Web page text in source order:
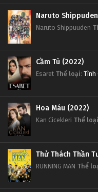
Naruto
Naruto Shippuuden
Cầm Tù (2022)
Esaret Thể loại: Tình
Hoa Máu (2022)
Kan Cicekleri Thể loại
Thử Thách Thần
RUNNING MAN Thể